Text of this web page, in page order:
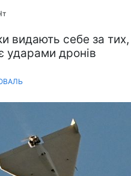
видають себе за тих,
ударами дронів